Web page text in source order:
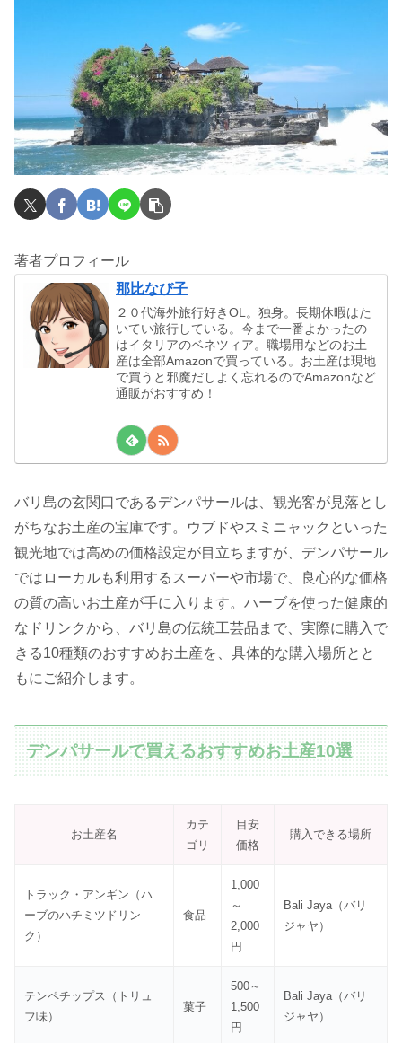
著者プロフィール
那比なび子
２０代海外旅行好きOL。独身。長期休暇はた
いてい旅行している。今まで一番よかったの
はイタリアのベネツィア。職場用などのお土
産は全部Amazonで買っている。お土産は現地
で買うと邪魔だしよく忘れるのでAmazonなど
通販がおすすめ！
バリ島の玄関口であるデンパサールは、観光客が見落とし
がちなお土産の宝庫です。ウブドやスミニャックといった
観光地では高めの価格設定が目立ちますが、デンパサール
ではローカルも利用するスーパーや市場で、良心的な価格
の質の高いお土産が手に入ります。ハーブを使った健康的
なドリンクから、バリ島の伝統工芸品まで、実際に購入で
きる10種類のおすすめお土産を、具体的な購入場所とと
もにご紹介します。
デンパサールで買えるおすすめお土産10選
お土産名
カテ
ゴリ
目安
価格
購入できる場所
トラック・アンギン（ハ
ーブのハチミツドリン
ク）
食品
1,000
～
2,000
円
Bali Jaya（バリ
ジャヤ）
テンペチップス（トリュ
フ味）
菓子
500～
1,500
円
Bali Jaya（バリ
ジャヤ）